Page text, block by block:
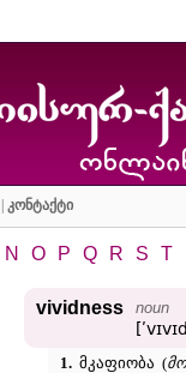
კონტაქტი
N O P Q R S T
vividness noun
1.მკაფიობა (